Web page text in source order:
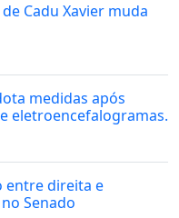
Cadu Xavier muda
medidas após
eletroencefalogramas.
entre direita e
Senado